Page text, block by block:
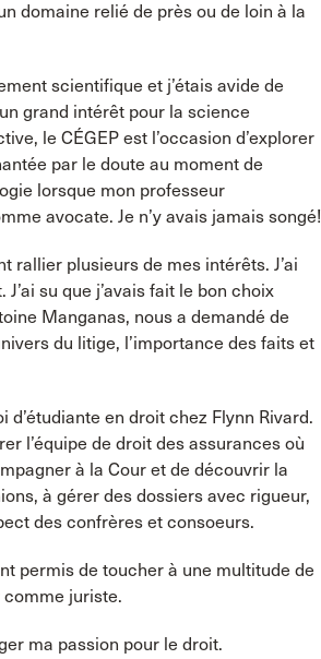
domaine relié de près ou de loin à la
scientifique et j’étais avide de
grand intérêt pour la science
le CÉGEP est l’occasion d’explorer
par le doute au moment de
lorsque mon professeur
avocate. Je n’y avais jamais songé!
rallier plusieurs de mes intérêts. J’ai
su que j’avais fait le bon choix
Manganas, nous a demandé de
du litige, l’importance des faits et
en droit chez Flynn Rivard.
l’équipe de droit des assurances où
à la Cour et de découvrir la
à gérer des dossiers avec rigueur,
des confrères et consoeurs.
permis de toucher à une multitude de
comme juriste.
ma passion pour le droit.